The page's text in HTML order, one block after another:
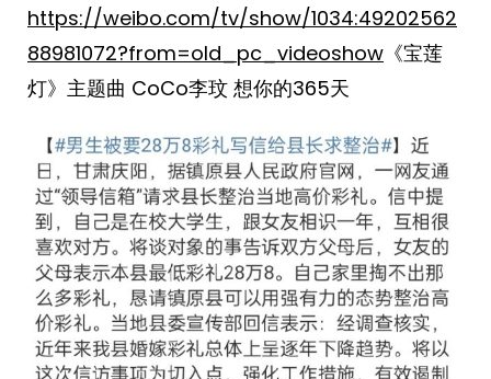
https://weibo.com/tv/show/1034:49202562
88981072?from=old_pc_videoshow 《宝莲
灯》主题曲 CoCo李玟 想你的365天